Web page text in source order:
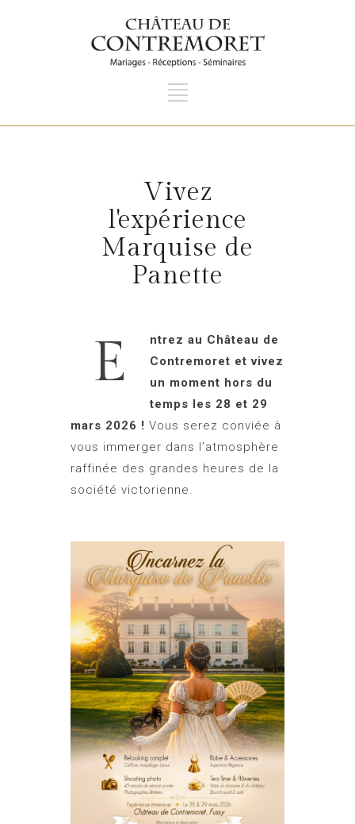
Vivez
l'expérience
Marquise de
Panette
E
ntrez au Château de
Contremoret et vivez
un moment hors du
temps les 28 et 29
mars 2026 ! Vous serez conviée à
vous immerger dans l’atmosphère
raffinée des grandes heures de la
société victorienne.